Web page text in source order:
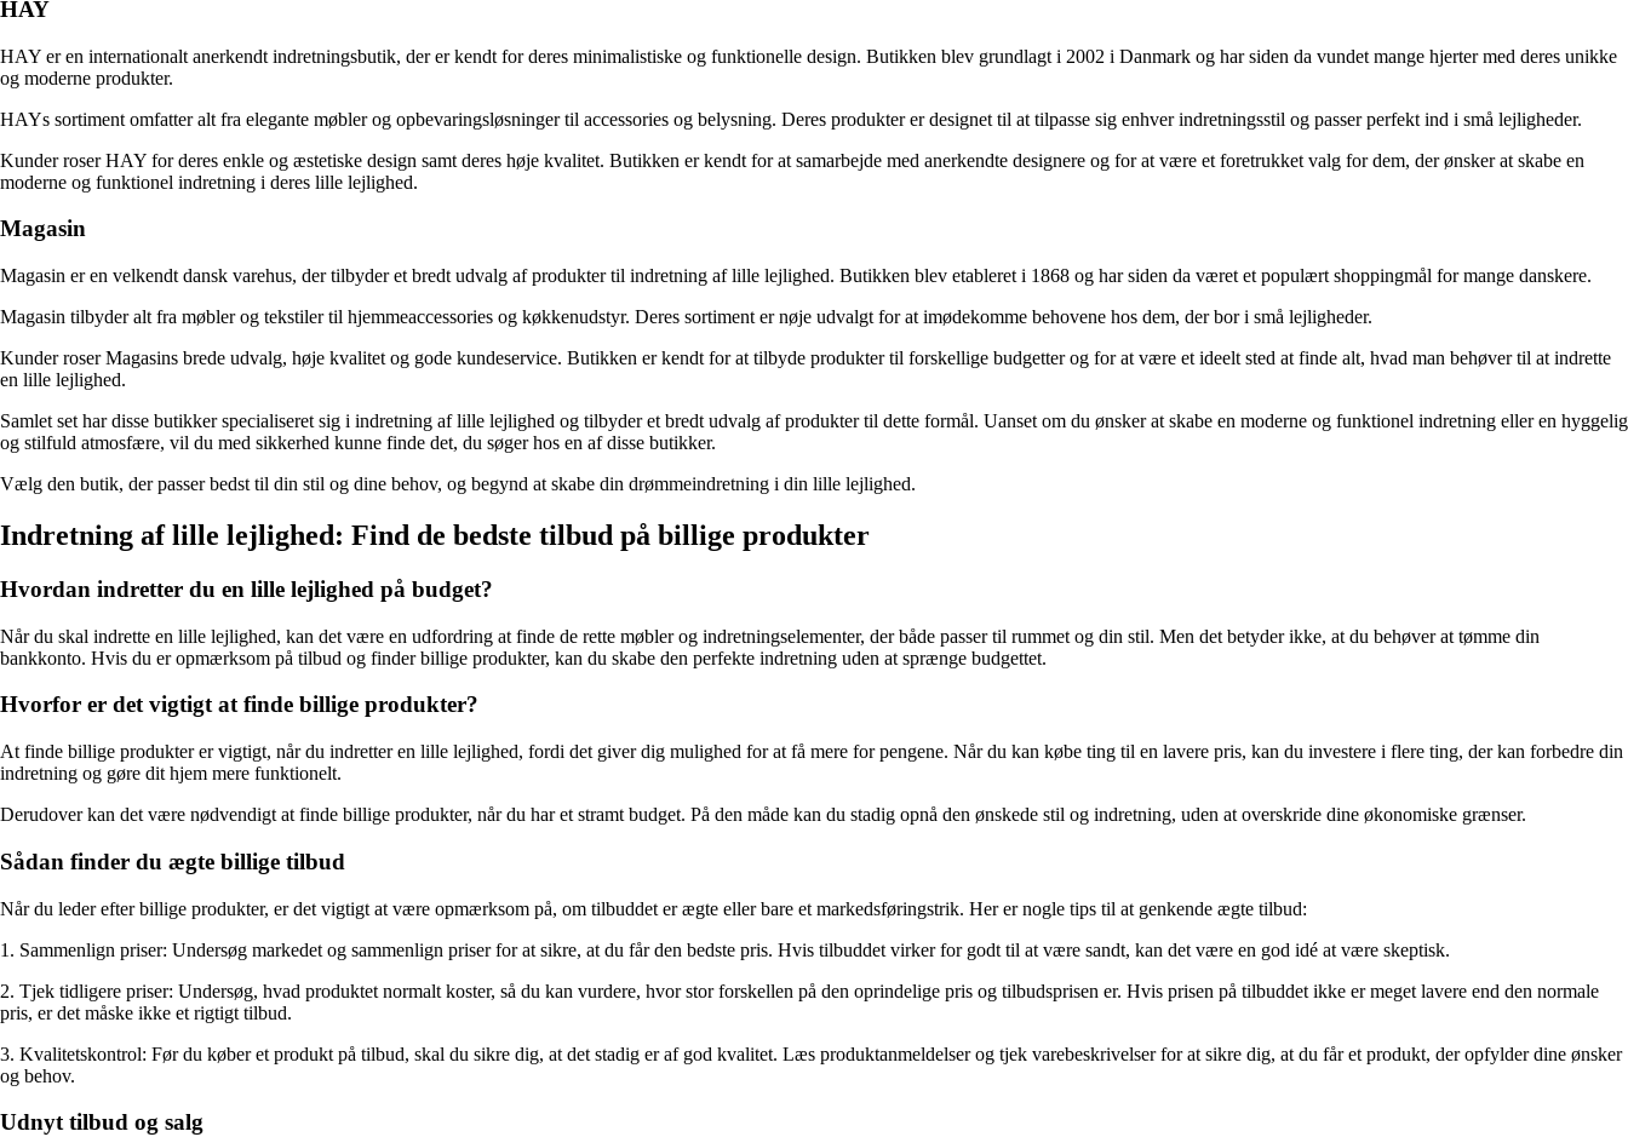
HAY
HAY er en internationalt anerkendt indretningsbutik, der er kendt for deres minimalistiske og funktionelle design. Butikken blev grundlagt i 2002 i Danmark og har siden da vundet mange hjerter med deres unikke
og moderne produkter.
HAYs sortiment omfatter alt fra elegante møbler og opbevaringsløsninger til accessories og belysning. Deres produkter er designet til at tilpasse sig enhver indretningsstil og passer perfekt ind i små lejligheder.
Kunder roser HAY for deres enkle og æstetiske design samt deres høje kvalitet. Butikken er kendt for at samarbejde med anerkendte designere og for at være et foretrukket valg for dem, der ønsker at skabe en
moderne og funktionel indretning i deres lille lejlighed.
Magasin
Magasin er en velkendt dansk varehus, der tilbyder et bredt udvalg af produkter til indretning af lille lejlighed. Butikken blev etableret i 1868 og har siden da været et populært shoppingmål for mange danskere.
Magasin tilbyder alt fra møbler og tekstiler til hjemmeaccessories og køkkenudstyr. Deres sortiment er nøje udvalgt for at imødekomme behovene hos dem, der bor i små lejligheder.
Kunder roser Magasins brede udvalg, høje kvalitet og gode kundeservice. Butikken er kendt for at tilbyde produkter til forskellige budgetter og for at være et ideelt sted at finde alt, hvad man behøver til at indrette
en lille lejlighed.
Samlet set har disse butikker specialiseret sig i indretning af lille lejlighed og tilbyder et bredt udvalg af produkter til dette formål. Uanset om du ønsker at skabe en moderne og funktionel indretning eller en hyggelig
og stilfuld atmosfære, vil du med sikkerhed kunne finde det, du søger hos en af disse butikker.
Vælg den butik, der passer bedst til din stil og dine behov, og begynd at skabe din drømmeindretning i din lille lejlighed.
Indretning af lille lejlighed: Find de bedste tilbud på billige produkter
Hvordan indretter du en lille lejlighed på budget?
Når du skal indrette en lille lejlighed, kan det være en udfordring at finde de rette møbler og indretningselementer, der både passer til rummet og din stil. Men det betyder ikke, at du behøver at tømme din
bankkonto. Hvis du er opmærksom på tilbud og finder billige produkter, kan du skabe den perfekte indretning uden at sprænge budgettet.
Hvorfor er det vigtigt at finde billige produkter?
At finde billige produkter er vigtigt, når du indretter en lille lejlighed, fordi det giver dig mulighed for at få mere for pengene. Når du kan købe ting til en lavere pris, kan du investere i flere ting, der kan forbedre din
indretning og gøre dit hjem mere funktionelt.
Derudover kan det være nødvendigt at finde billige produkter, når du har et stramt budget. På den måde kan du stadig opnå den ønskede stil og indretning, uden at overskride dine økonomiske grænser.
Sådan finder du ægte billige tilbud
Når du leder efter billige produkter, er det vigtigt at være opmærksom på, om tilbuddet er ægte eller bare et markedsføringstrik. Her er nogle tips til at genkende ægte tilbud:
1. Sammenlign priser: Undersøg markedet og sammenlign priser for at sikre, at du får den bedste pris. Hvis tilbuddet virker for godt til at være sandt, kan det være en god idé at være skeptisk.
2. Tjek tidligere priser: Undersøg, hvad produktet normalt koster, så du kan vurdere, hvor stor forskellen på den oprindelige pris og tilbudsprisen er. Hvis prisen på tilbuddet ikke er meget lavere end den normale
pris, er det måske ikke et rigtigt tilbud.
3. Kvalitetskontrol: Før du køber et produkt på tilbud, skal du sikre dig, at det stadig er af god kvalitet. Læs produktanmeldelser og tjek varebeskrivelser for at sikre dig, at du får et produkt, der opfylder dine ønsker
og behov.
Udnyt tilbud og salg